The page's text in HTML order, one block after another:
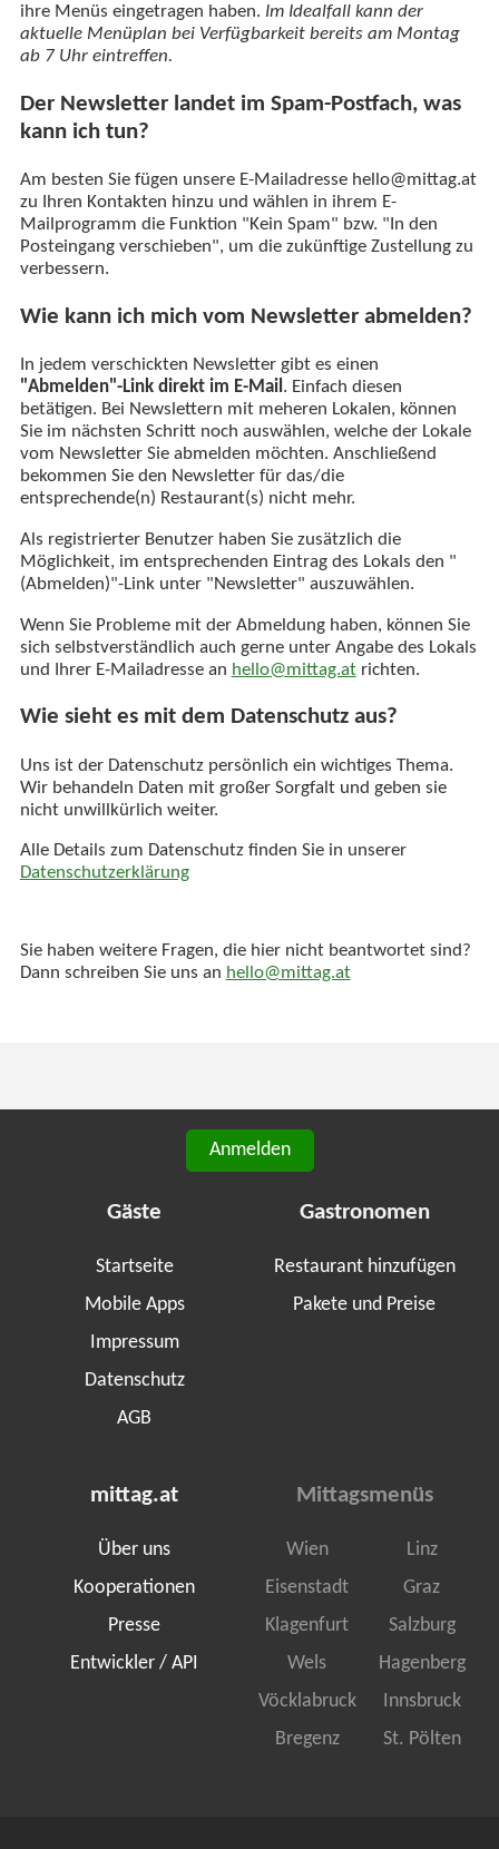
ihre Menüs eingetragen haben. Im Idealfall kann der
aktuelle Menüplan bei Verfügbarkeit bereits am Montag
ab 7 Uhr eintreffen.
Der Newsletter landet im Spam-Postfach, was
kann ich tun?
Am besten Sie fügen unsere E-Mailadresse hello@mittag.at
zu Ihren Kontakten hinzu und wählen in ihrem E-
Mailprogramm die Funktion "Kein Spam" bzw. "In den
Posteingang verschieben", um die zukünftige Zustellung zu
verbessern.
Wie kann ich mich vom Newsletter abmelden?
In jedem verschickten Newsletter gibt es einen
"Abmelden"-Link direkt im E-Mail. Einfach diesen
betätigen. Bei Newslettern mit meheren Lokalen, können
Sie im nächsten Schritt noch auswählen, welche der Lokale
vom Newsletter Sie abmelden möchten. Anschließend
bekommen Sie den Newsletter für das/die
entsprechende(n) Restaurant(s) nicht mehr.
Als registrierter Benutzer haben Sie zusätzlich die
Möglichkeit, im entsprechenden Eintrag des Lokals den "
(Abmelden)"-Link unter "Newsletter" auszuwählen.
Wenn Sie Probleme mit der Abmeldung haben, können Sie
sich selbstverständlich auch gerne unter Angabe des Lokals
und Ihrer E-Mailadresse an hello@mittag.atrichten.
Wie sieht es mit dem Datenschutz aus?
Uns ist der Datenschutz persönlich ein wichtiges Thema.
Wir behandeln Daten mit großer Sorgfalt und geben sie
nicht unwillkürlich weiter.
Alle Details zum Datenschutz finden Sie in unserer
Datenschutzerklärung
Sie haben weitere Fragen, die hier nicht beantwortet sind?
Dann schreiben Sie uns an hello@mittag.at
Anmelden
Gäste
Startseite
Mobile Apps
Impressum
Datenschutz
AGB
Gastronomen
Restaurant hinzufügen
Pakete und Preise
mittag.at
Über uns
Kooperationen
Presse
Entwickler / API
Mittagsmenüs
Wien
Linz
Eisenstadt
Graz
Klagenfurt
Salzburg
Wels
Hagenberg
Vöcklabruck
Innsbruck
Bregenz
St. Pölten